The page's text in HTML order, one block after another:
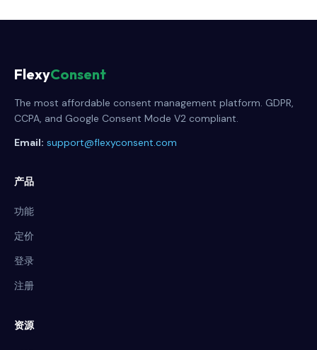
FlexyConsent
The most affordable consent management platform. GDPR,
CCPA, and Google Consent Mode V2 compliant.
Email: support@flexyconsent.com
产品
功能
定价
登录
注册
资源